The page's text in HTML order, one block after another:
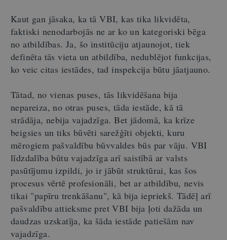
Kaut gan jāsaka, ka tā VBI, kas tika likvidēta,
faktiski nenodarbojās ne ar ko un kategoriski bēga
no atbildības. Ja, šo institūciju atjaunojot, tiek
definēta tās vieta un atbildība, nedublējot funkcijas,
ko veic citas iestādes, tad inspekcija būtu jāatjauno.
Tātad, no vienas puses, tās likvidēšana bija
nepareiza, no otras puses, tāda iestāde, kā tā
strādāja, nebija vajadzīga. Bet jādomā, ka krīze
beigsies un tiks būvēti sarežģīti objekti, kuru
mērogiem pašvaldību būvvaldes būs par vāju. VBI
līdzdalība būtu vajadzīga arī saistībā ar valsts
pasūtījumu izpildi, jo ir jābūt struktūrai, kas šos
procesus vērtē profesionāli, bet ar atbildību, nevis
tikai "papīru trenkāšanu", kā bija iepriekš. Tādēļ arī
pašvaldību attieksme pret VBI bija ļoti dažāda un
daudzas uzskatīja, ka šāda iestāde patiešām nav
vajadzīga.